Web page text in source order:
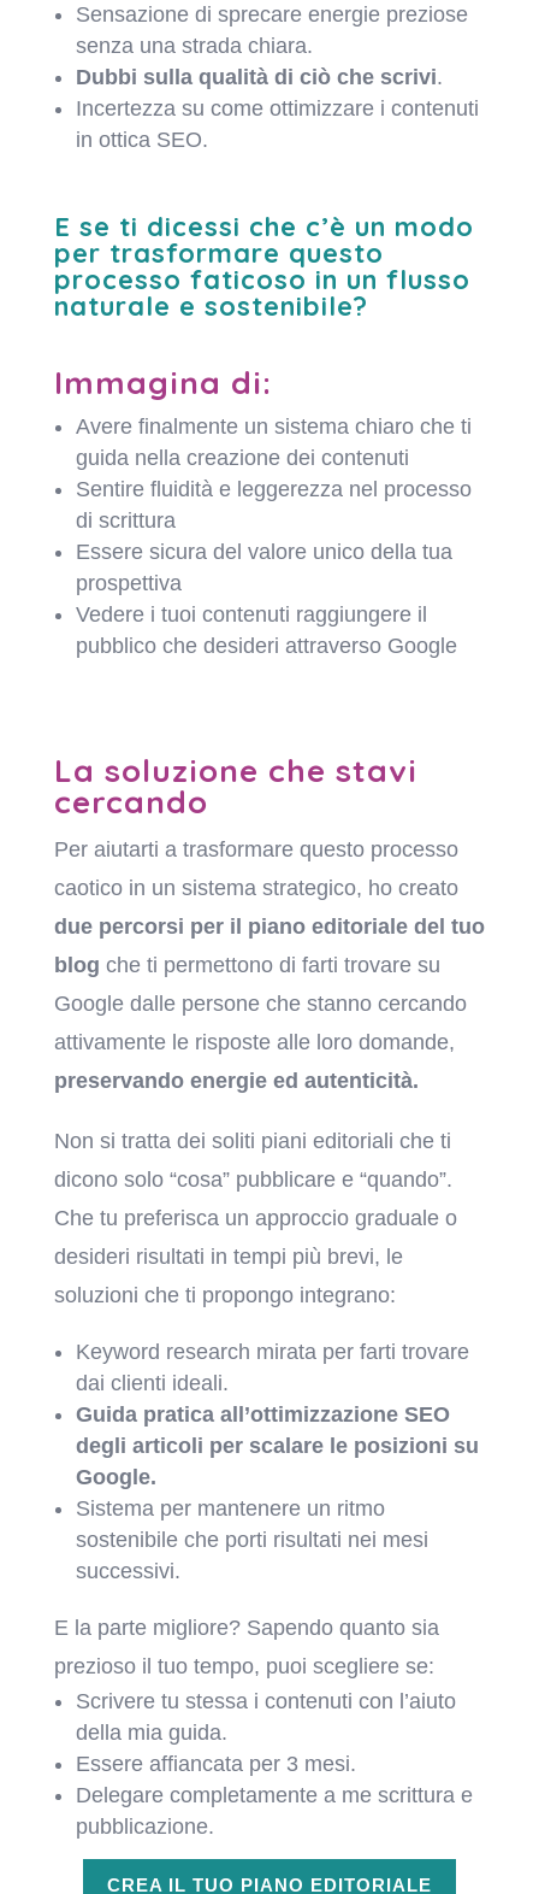
Sensazione di sprecare energie preziose
senza una strada chiara.
Dubbi sulla qualità di ciò che scrivi.
Incertezza su come ottimizzare i contenuti
in ottica SEO.
E se ti dicessi che c’è un modo
per trasformare questo
processo faticoso in un flusso
naturale e sostenibile?
Immagina di:
Avere finalmente un sistema chiaro che ti
guida nella creazione dei contenuti
Sentire fluidità e leggerezza nel processo
di scrittura
Essere sicura del valore unico della tua
prospettiva
Vedere i tuoi contenuti raggiungere il
pubblico che desideri attraverso Google
La soluzione che stavi
cercando
Per aiutarti a trasformare questo processo
caotico in un sistema strategico, ho creato
due percorsi per il piano editoriale del tuo
blog che ti permettono di farti trovare su
Google dalle persone che stanno cercando
attivamente le risposte alle loro domande,
preservando energie ed autenticità.
Non si tratta dei soliti piani editoriali che ti
dicono solo “cosa” pubblicare e “quando”.
Che tu preferisca un approccio graduale o
desideri risultati in tempi più brevi, le
soluzioni che ti propongo integrano:
Keyword research mirata per farti trovare
dai clienti ideali.
Guida pratica all’ottimizzazione SEO
degli articoli per scalare le posizioni su
Google.
Sistema per mantenere un ritmo
sostenibile che porti risultati nei mesi
successivi.
E la parte migliore? Sapendo quanto sia
prezioso il tuo tempo, puoi scegliere se:
Scrivere tu stessa i contenuti con l’aiuto
della mia guida.
Essere affiancata per 3 mesi.
Delegare completamente a me scrittura e
pubblicazione.
CREA IL TUO PIANO EDITORIALE